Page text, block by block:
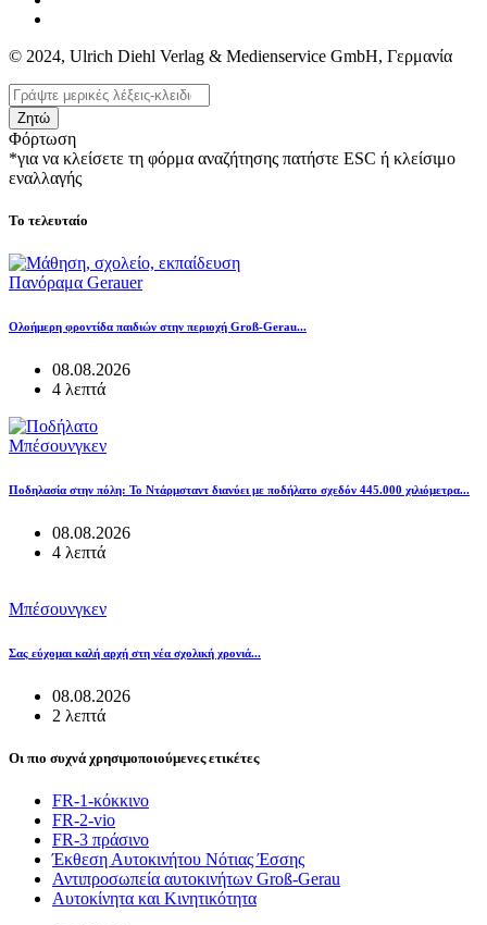
© 2024, Ulrich Diehl Verlag & Medienservice GmbH, Γερμανία
Ζητώ
Φόρτωση
*για να κλείσετε τη φόρμα αναζήτησης πατήστε ESC ή κλείσιμο
εναλλαγής
Το τελευταίο
Πανόραμα Gerauer
Ολοήμερη φροντίδα παιδιών στην περιοχή Groß-Gerau...
08.08.2026
4 λεπτά
Μπέσουνγκεν
Ποδηλασία στην πόλη: Το Ντάρμσταντ διανύει με ποδήλατο σχεδόν 445.000 χιλιόμετρα...
08.08.2026
4 λεπτά
Μπέσουνγκεν
Σας εύχομαι καλή αρχή στη νέα σχολική χρονιά...
08.08.2026
2 λεπτά
Οι πιο συχνά χρησιμοποιούμενες ετικέτες
FR-1-κόκκινο
FR-2-vio
FR-3 πράσινο
Έκθεση Αυτοκινήτου Νότιας Έσσης
Αντιπροσωπεία αυτοκινήτων Groß-Gerau
Αυτοκίνητα και Κινητικότητα